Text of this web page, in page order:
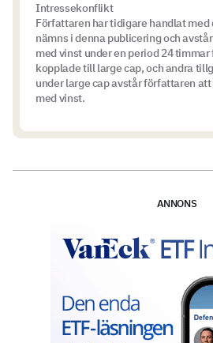
Intressekonflikt
Författaren har tidigare handlat
nämns i denna publicering och
med vinst under en period 24
kopplade till large cap, och andra
under large cap avstår författaren
med vinst.
ANNONS